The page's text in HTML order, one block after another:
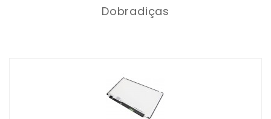
Dobradiças